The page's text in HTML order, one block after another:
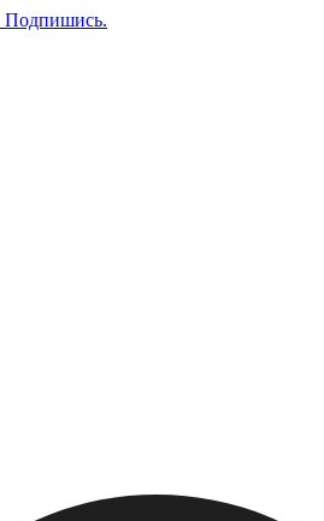
Подпишись.